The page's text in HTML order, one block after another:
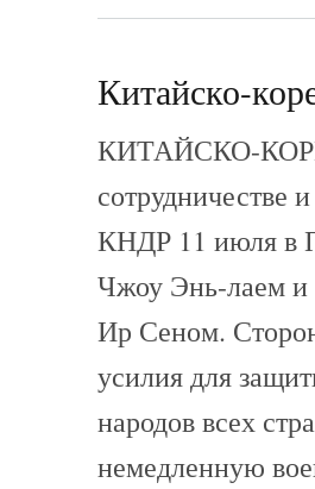
Китайско-
КИТАЙСКО-
КНДР 11 июля в
Чжоу Энь-лаем и
Ир Сеном.
усилия для
народов всех
немедленную